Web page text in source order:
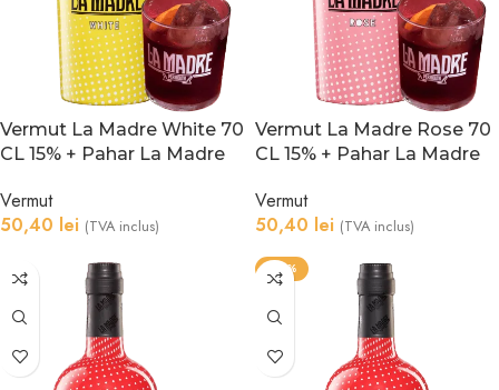
Vermut La Madre White 70
CL 15% + Pahar La Madre
Vermut
50,40 lei (TVA inclus)
Vermut La Madre Rose 70
CL 15% + Pahar La Madre
Vermut
50,40 lei (TVA inclus)
-42%